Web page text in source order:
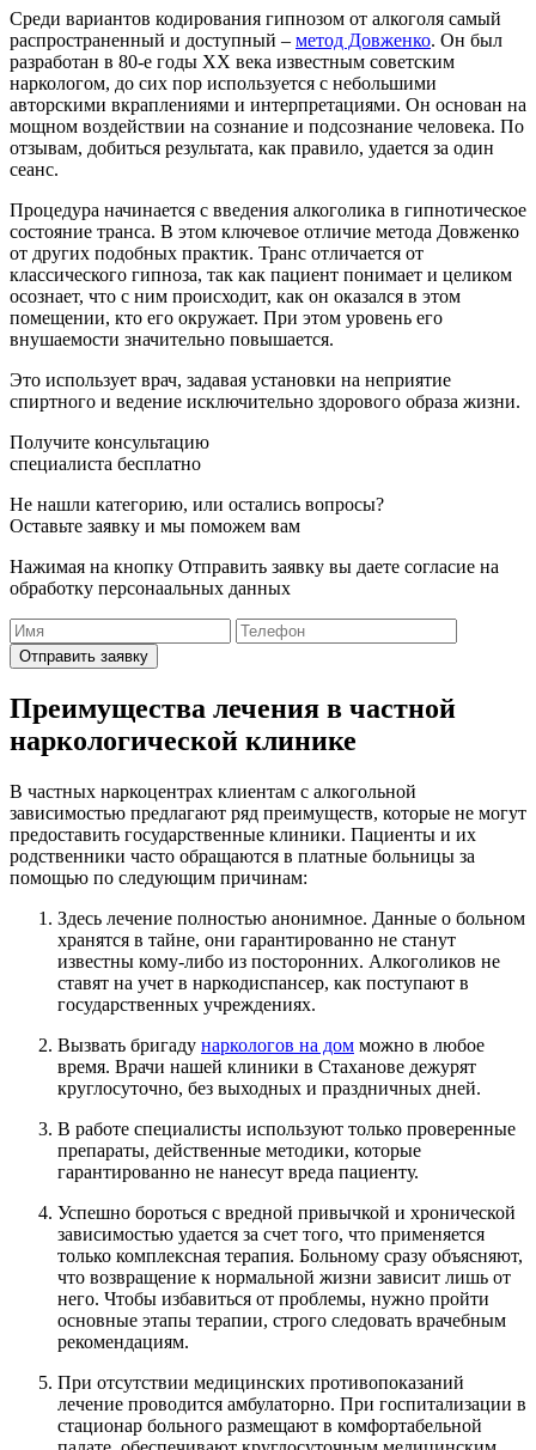
Среди вариантов кодирования гипнозом от алкоголя самый
распространенный и доступный – метод Довженко. Он был
разработан в 80-е годы XX века известным советским
наркологом, до сих пор используется с небольшими
авторскими вкраплениями и интерпретациями. Он основан на
мощном воздействии на сознание и подсознание человека. По
отзывам, добиться результата, как правило, удается за один
сеанс.
Процедура начинается с введения алкоголика в гипнотическое
состояние транса. В этом ключевое отличие метода Довженко
от других подобных практик. Транс отличается от
классического гипноза, так как пациент понимает и целиком
осознает, что с ним происходит, как он оказался в этом
помещении, кто его окружает. При этом уровень его
внушаемости значительно повышается.
Это использует врач, задавая установки на неприятие
спиртного и ведение исключительно здорового образа жизни.
Получите консультацию
специалиста бесплатно
Не нашли категорию, или остались вопросы?
Оставьте заявку и мы поможем вам
Нажимая на кнопку Отправить заявку вы даете согласие на
обработку персонаальных данных
Отправить заявку
Преимущества лечения в частной
наркологической клинике
В частных наркоцентрах клиентам с алкогольной
зависимостью предлагают ряд преимуществ, которые не могут
предоставить государственные клиники. Пациенты и их
родственники часто обращаются в платные больницы за
помощью по следующим причинам:
Здесь лечение полностью анонимное. Данные о больном
хранятся в тайне, они гарантированно не станут
известны кому-либо из посторонних. Алкоголиков не
ставят на учет в наркодиспансер, как поступают в
государственных учреждениях.
Вызвать бригаду наркологов на дом можно в любое
время. Врачи нашей клиники в Стаханове дежурят
круглосуточно, без выходных и праздничных дней.
В работе специалисты используют только проверенные
препараты, действенные методики, которые
гарантированно не нанесут вреда пациенту.
Успешно бороться с вредной привычкой и хронической
зависимостью удается за счет того, что применяется
только комплексная терапия. Больному сразу объясняют,
что возвращение к нормальной жизни зависит лишь от
него. Чтобы избавиться от проблемы, нужно пройти
основные этапы терапии, строго следовать врачебным
рекомендациям.
При отсутствии медицинских противопоказаний
лечение проводится амбулаторно. При госпитализации в
стационар больного размещают в комфортабельной